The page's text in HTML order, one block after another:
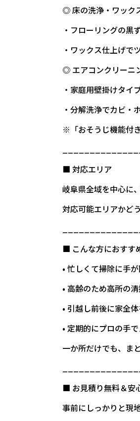
◎ 床の洗浄・ワック
・フローリングの黒
・ワックス仕上げで
◎ エアコンクリーニ
・家庭用壁掛けタイ
・分解洗浄でカビ・
※「おそうじ機能付
■ 対応エリア
岐阜県全域を中心に
対応可能エリアかど
■ こんな方におすす
• 忙しくて掃除に手
• 高齢のため高所の
• 引越し前後に家全
• 定期的にプロの手
一か所だけでも、ま
■ お見積り無料＆安
事前にしっかりと現